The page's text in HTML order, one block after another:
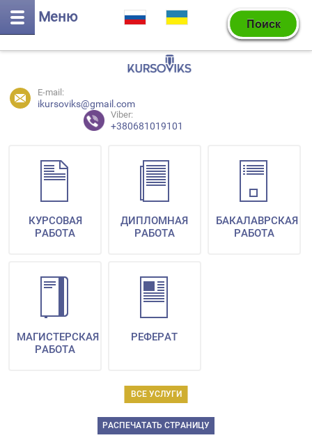
Меню
E-mail:
ikursoviks@gmail.com
Viber:
+380681019101
ВСЕ УСЛУГИ
КУРСОВАЯ
РАБОТА
ДИПЛОМНАЯ
РАБОТА
БАКАЛАВРСКАЯ
РАБОТА
МАГИСТЕРСКАЯ
РАБОТА
РЕФЕРАТ
РАСПЕЧАТАТЬ СТРАНИЦУ